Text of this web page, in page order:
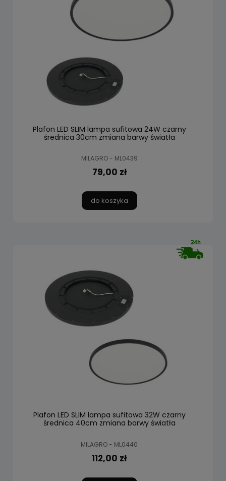
Plafon LED SLIM lampa sufitowa 24W czarny
średnica 30cm zmiana barwy światła
MILAGRO - ML0439
79,00 zł
do koszyka
Plafon LED SLIM lampa sufitowa 32W czarny
średnica 40cm zmiana barwy światła
MILAGRO - ML0440
112,00 zł